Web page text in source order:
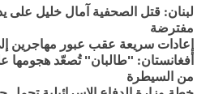
لبنان: قتل الصحفية آمال خليل على
مفترضة
إعادات سريعة عقب عبور مهاجرين
من السيطرة